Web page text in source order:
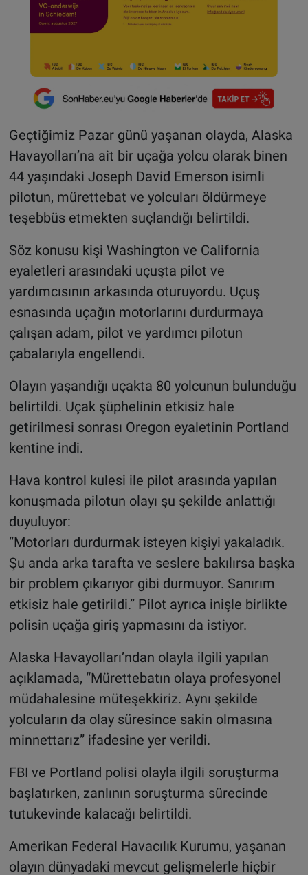
Geçtiğimiz Pazar günü yaşanan olayda, Alaska
Havayolları’na ait bir uçağa yolcu olarak binen
44 yaşındaki Joseph David Emerson isimli
pilotun, mürettebat ve yolcuları öldürmeye
teşebbüs etmekten suçlandığı belirtildi.
Söz konusu kişi Washington ve California
eyaletleri arasındaki uçuşta pilot ve
yardımcısının arkasında oturuyordu. Uçuş
esnasında uçağın motorlarını durdurmaya
çalışan adam, pilot ve yardımcı pilotun
çabalarıyla engellendi.
Olayın yaşandığı uçakta 80 yolcunun bulunduğu
belirtildi. Uçak şüphelinin etkisiz hale
getirilmesi sonrası Oregon eyaletinin Portland
kentine indi.
Hava kontrol kulesi ile pilot arasında yapılan
konuşmada pilotun olayı şu şekilde anlattığı
duyuluyor:
“Motorları durdurmak isteyen kişiyi yakaladık.
Şu anda arka tarafta ve seslere bakılırsa başka
bir problem çıkarıyor gibi durmuyor. Sanırım
etkisiz hale getirildi.” Pilot ayrıca inişle birlikte
polisin uçağa giriş yapmasını da istiyor.
Alaska Havayolları’ndan olayla ilgili yapılan
açıklamada, “Mürettebatın olaya profesyonel
müdahalesine müteşekkiriz. Aynı şekilde
yolcuların da olay süresince sakin olmasına
minnettarız” ifadesine yer verildi.
FBI ve Portland polisi olayla ilgili soruşturma
başlatırken, zanlının soruşturma sürecinde
tutukevinde kalacağı belirtildi.
Amerikan Federal Havacılık Kurumu, yaşanan
olayın dünyadaki mevcut gelişmelerle hiçbir